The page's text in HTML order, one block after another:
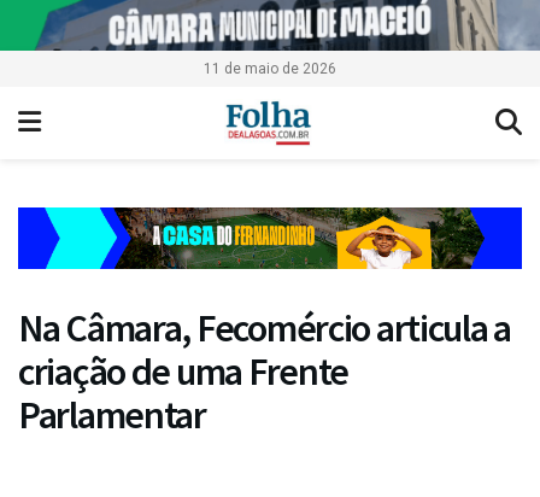
11 de maio de 2026
Na Câmara, Fecomércio articula a
criação de uma Frente
Parlamentar